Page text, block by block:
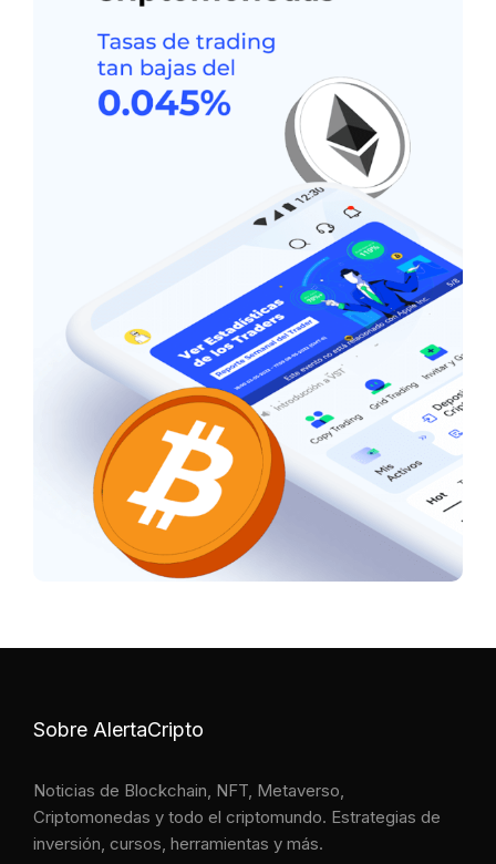
Sobre AlertaCripto
Noticias de Blockchain, NFT, Metaverso,
Criptomonedas y todo el criptomundo. Estrategias de
inversión, cursos, herramientas y más.